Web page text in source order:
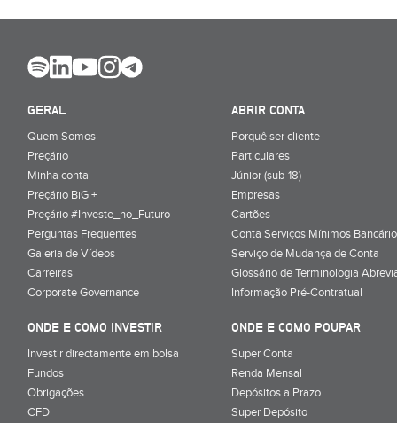
GERAL
Quem Somos
Preçário
Minha conta
Preçário BiG +
Preçário #Investe_no_Futuro
Perguntas Frequentes
Galeria de Vídeos
Carreiras
Corporate Governance
ABRIR CONTA
Porquê ser cliente
Particulares
Júnior (sub-18)
Empresas
Cartões
Conta Serviços Mínimos
Serviço de Mudança de Conta
Glossário de Terminologia
Informação Pré-Contratual
ONDE E COMO INVESTIR
Investir directamente em bolsa
Fundos
Obrigações
CFD
ONDE E COMO POUPAR
Super Conta
Renda Mensal
Depósitos a Prazo
Super Depósito